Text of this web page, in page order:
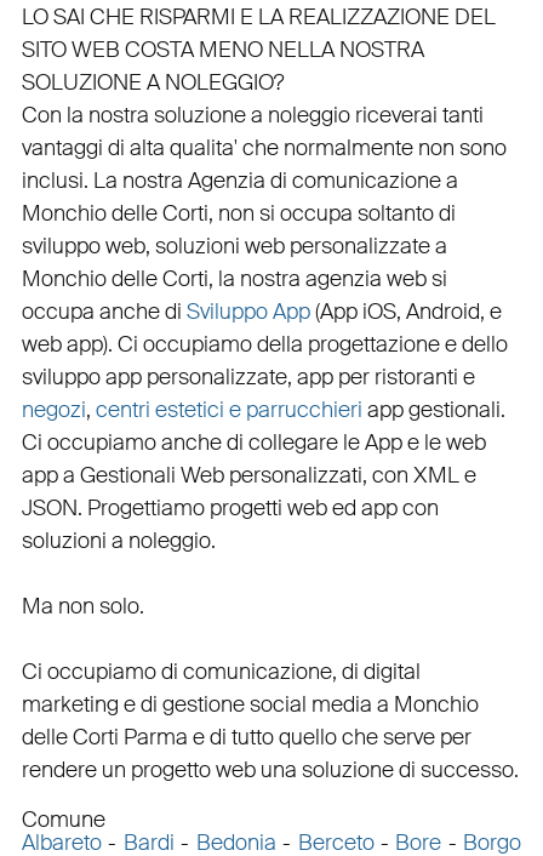
LO SAI CHE RISPARMI E LA REALIZZAZIONE DEL
SITO WEB COSTA MENO NELLA NOSTRA
SOLUZIONE A NOLEGGIO?
Con la nostra soluzione a noleggio riceverai tanti
vantaggi di alta qualita' che normalmente non sono
inclusi. La nostra Agenzia di comunicazione a
Monchio delle Corti, non si occupa soltanto di
sviluppo web, soluzioni web personalizzate a
Monchio delle Corti, la nostra agenzia websi
occupa anche di Sviluppo App(App iOS, Android, e
web app). Ci occupiamo della progettazionee dello
sviluppo app personalizzate, app per ristoranti e
negozi, centri estetici e parrucchieri app gestionali.
Ci occupiamo anche di collegareleAppe leweb
appa Gestionali Web personalizzati, con XMLe
JSON. Progettiamo progetti webed appcon
soluzioni a noleggio.
Ma non solo.
Ci occupiamo di comunicazione, di digital
marketing e di gestione social media a Monchio
delle Corti Parma e di tutto quello che serve per
rendere un progetto web una soluzione di successo.
Comune
Albareto- Bardi - Bedonia - Berceto- Bore - Borgo